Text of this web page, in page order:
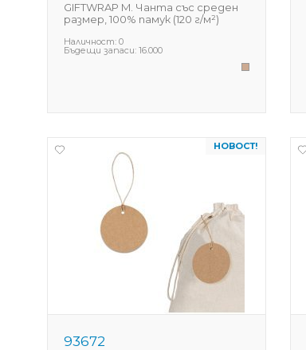
GIFTWRAP M. Чанта със среден
размер, 100% памук (120 г/м²)
Наличност: 0
Бъдещи запаси: 16.000
НОВОСТ!
93672